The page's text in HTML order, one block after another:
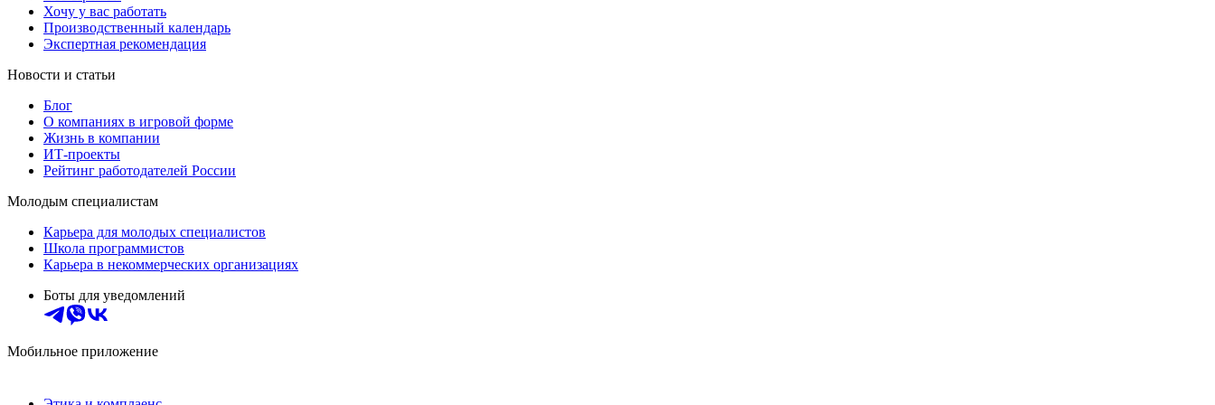
Хочу у вас работать
Производственный календарь
Экспертная рекомендация
Новости и статьи
Блог
О компаниях в игровой форме
Жизнь в компании
ИТ-проекты
Рейтинг работодателей России
Молодым специалистам
Карьера для молодых специалистов
Школа программистов
Карьера в некоммерческих организациях
Боты для уведомлений
Мобильное приложение